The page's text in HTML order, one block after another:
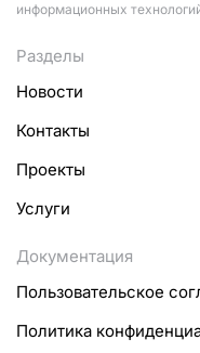
информационных
Разделы
Новости
Контакты
Проекты
Услуги
Документация
Пользовательское
Политика